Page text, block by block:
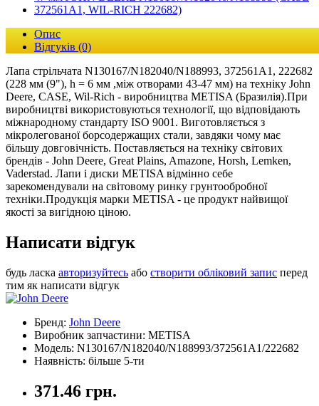
Опис
Відгуків (0)
Лапа стрільчата N130167/N182040/N188993, 372561A1, 222682
(228 мм (9"), h = 6 мм ,між отворами 43-47 мм) на техніку John
Deere, CASE, Wil-Rich - виробництва METISA (Бразилія).При
виробництві використовуються технології, що відповідають
міжнародному стандарту ISO 9001. Виготовляється з
мікролегованої борсодержащих стали, завдяки чому має
більшу довговічність. Поставляється на техніку світових
брендів - John Deere, Great Plains, Amazone, Horsh, Lemken,
Vaderstad. Лапи і диски METISA відмінно себе
зарекомендували на світовому ринку грунтообробної
техніки.Продукція марки METISA - це продукт найвищої
якості за вигідною ціною.
Написати відгук
будь ласка авторизуйтесь або створити обліковий запис перед
тим як написати відгук
Бренд: John Deere
Виробник запчастини: METISA
Модель: N130167/N182040/N188993/372561A1/222682
Наявність: більше 5-ти
371.46 грн.